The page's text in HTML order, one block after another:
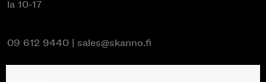
la 10-17
09 612 9440 | sales@skanno.fi